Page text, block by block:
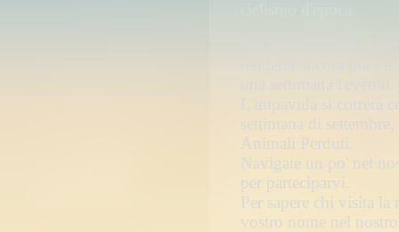
settimana di
Animali Perduti.
Navigate un po' nel
per parteciparvi.
Per sapere chi visita
vostro nome nel